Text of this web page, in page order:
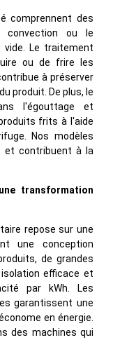
comprennent des
convection ou le
Le traitement
ou de frire les
à préserver
produit. De plus, le
l'égouttage et
frits à l'aide
Nos modèles
et contribuent à la
transformation
repose sur une
une conception
de grandes
efficace et
par kWh. Les
garantissent une
en énergie.
des machines qui